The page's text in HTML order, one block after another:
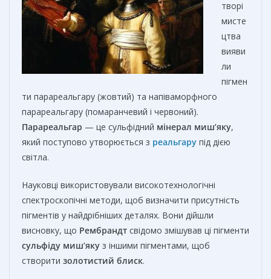
творі
мисте
цтва
вияви
ли
пігмен
ти парареальгару (жовтий) та напіваморфного
парареальгару (помаранчевий і червоний).
Парареальгар — це сульфідний мінерал миш’яку,
який поступово утворюється з реальгару під дією
світла.
Науковці використовували високотехнологічні
спектроскопічні методи, щоб визначити присутність
пігментів у найдрібніших деталях. Вони дійшли
висновку, що Рембрандт свідомо змішував ці пігменти
сульфіду миш’яку з іншими пігментами, щоб
створити золотистий блиск.